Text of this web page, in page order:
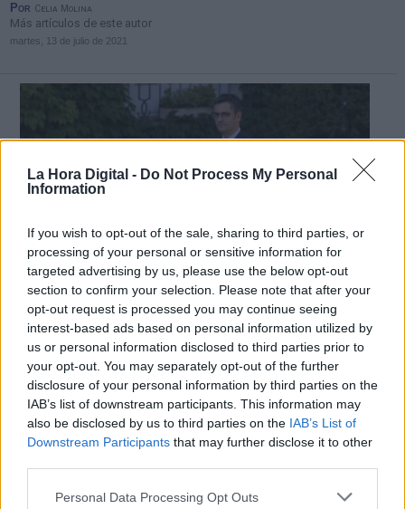
La Hora Digital - Do Not Process My Personal
Information
If you wish to opt-out of the sale, sharing to third parties, or
processing of your personal or sensitive information for
targeted advertising by us, please use the below opt-out
section to confirm your selection. Please note that after your
opt-out request is processed you may continue seeing
interest-based ads based on personal information utilized by
us or personal information disclosed to third parties prior to
your opt-out. You may separately opt-out of the further
disclosure of your personal information by third parties on the
IAB’s list of downstream participants. This information may
also be disclosed by us to third parties on the IAB’s List of
Downstream Participants that may further disclose it to other
Personal Data Processing Opt Outs
Por Celia Molina
Más artículos de este autor
martes, 13 de julio de 2021
Félix Bolaños comienza una ronda de
contactos con los portavoces
parlamentarios del Congreso
Una de las cuestiones prioritarias es desbloquear la
renovación del CGPJ para la que es indispensable el
concurso del Partido Popular
PorCelia Molina
viernes, 23 de julio de 2021